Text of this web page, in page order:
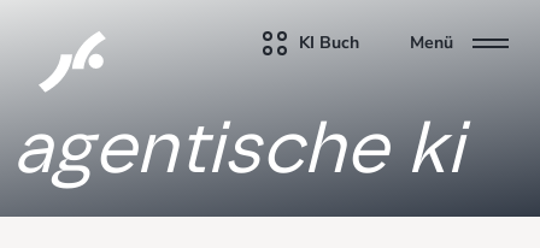
KI Buch Menü
agentische ki